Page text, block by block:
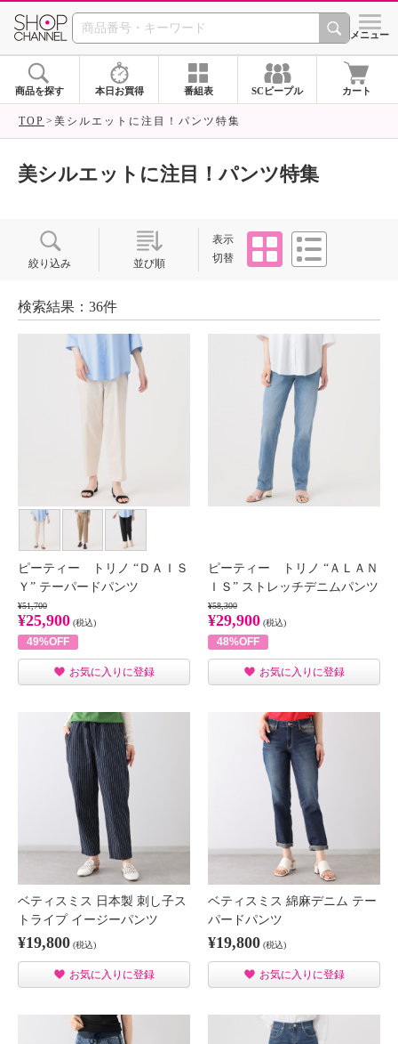
SHOP CHANNEL ショッ
メニュー
商品を探す 本日お買得 番組表 SCピープル カート
TOP 美シルエットに注目！パンツ特集
美シルエットに注目！パンツ特集
絞り込み 並び順
表示
切替
タイル
検索結果：36件
ピーティー トリノ “ＤＡＩＳ
Ｙ” テーパードパンツ
¥51,700
¥25,900 (税込)
49%OFF
お気に入りに登録
ピーティー トリノ “ＡＬＡＮ
ＩＳ” ストレッチデニムパンツ
¥58,300
¥29,900 (税込)
48%OFF
お気に入りに登録
ベティスミス 日本製 刺し子ス
トライプ イージーパンツ
¥19,800 (税込)
お気に入りに登録
ベティスミス 綿麻デニム テー
パードパンツ
¥19,800 (税込)
お気に入りに登録